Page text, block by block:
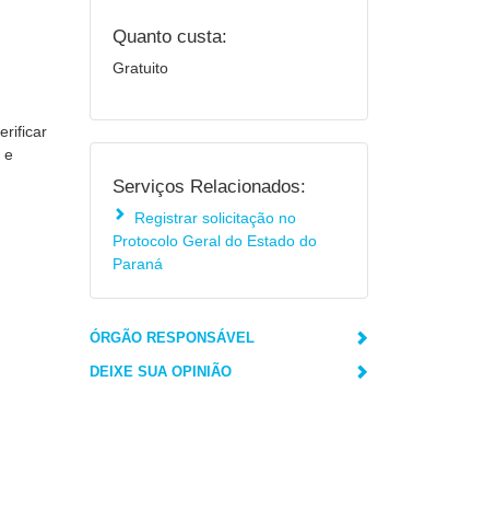
e
Quanto custa:
Gratuito
Serviços Relacionados:
Registrar solicitação no
Protocolo Geral do Estado do
Paraná
ÓRGÃO RESPONSÁVEL
DEIXE SUA OPINIÃO